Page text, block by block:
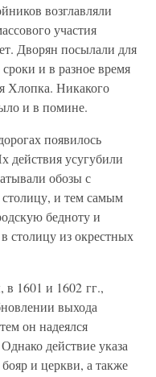
возглавляли
участия
Дворян посылали для
и в разное время
Хлопка. Никакого
и в помине.
появилось
действия усугубили
обозы с
и тем самым
бедноту и
столицу из окрестных
1601 и 1602 гг.,
выхода
он надеялся
действие указа
и церкви, а также